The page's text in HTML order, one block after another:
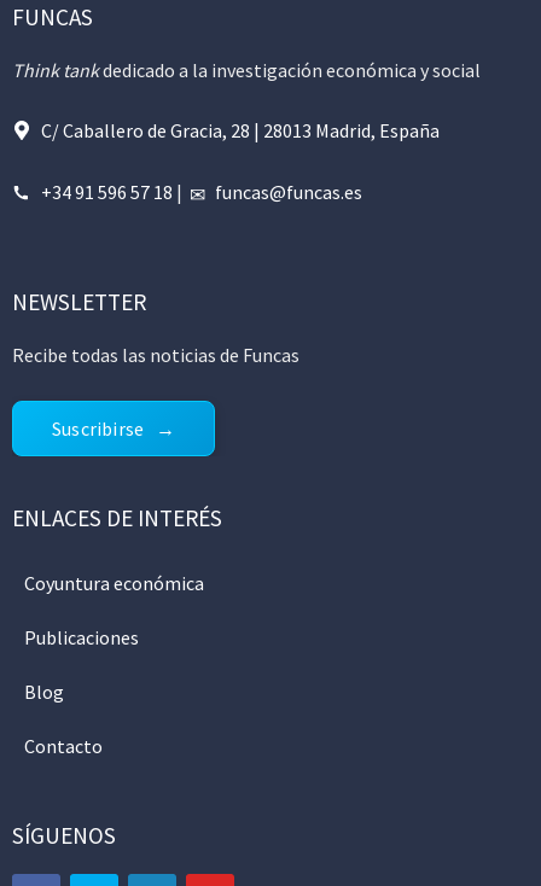
FUNCAS
Think tankdedicado a la investigación económica y social
C/ Caballero de Gracia, 28 | 28013 Madrid, España
+34 91 596 57 18 | funcas@funcas.es
NEWSLETTER
Recibe todas las noticias de Funcas
Suscribirse
ENLACES DE INTERÉS
Coyuntura económica
Publicaciones
Blog
Contacto
SÍGUENOS